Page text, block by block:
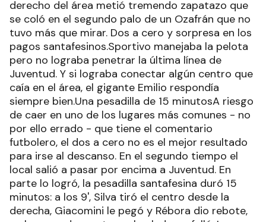
derecho del área metió tremendo zapatazo que
se coló en el segundo palo de un Ozafrán que no
tuvo más que mirar. Dos a cero y sorpresa en los
pagos santafesinos.Sportivo manejaba la pelota
pero no lograba penetrar la última línea de
Juventud. Y si lograba conectar algún centro que
caía en el área, el gigante Emilio respondía
siempre bien.Una pesadilla de 15 minutosA riesgo
de caer en uno de los lugares más comunes - no
por ello errado - que tiene el comentario
futbolero, el dos a cero no es el mejor resultado
para irse al descanso. En el segundo tiempo el
local salió a pasar por encima a Juventud. En
parte lo logró, la pesadilla santafesina duró 15
minutos: a los 9', Silva tiró el centro desde la
derecha, Giacomini le pegó y Rébora dio rebote,